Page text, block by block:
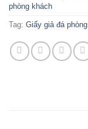
phòng khách
Tag: Giấy giả đá